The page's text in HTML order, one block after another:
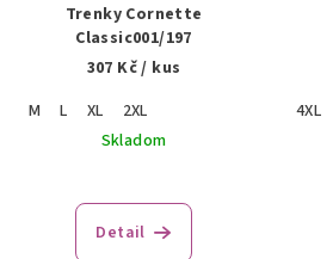
Trenky Cornette
Classic001/197
307 Kč/ kus
M
L XL
2XL
Skladom
Detail
4XL